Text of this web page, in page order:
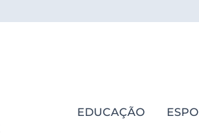
EDUCAÇÃO